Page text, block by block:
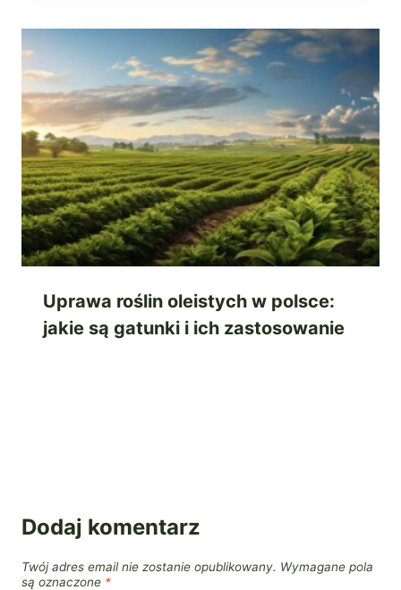
Uprawa roślin oleistych w polsce:
jakie są gatunki i ich zastosowanie
Dodaj komentarz
Twój adres email nie zostanie opublikowany. Wymagane pola
są oznaczone *